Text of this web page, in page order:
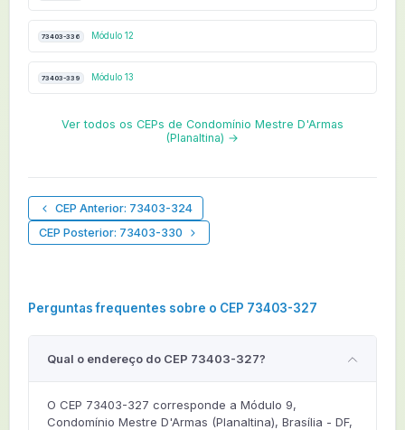
73403-336 Módulo 12
73403-339 Módulo 13
Ver todos os CEPs de Condomínio Mestre D'Armas
(Planaltina) →
CEP Anterior: 73403-324
CEP Posterior: 73403-330
Perguntas frequentes sobre o CEP 73403-327
Qual o endereço do CEP 73403-327?
O CEP 73403-327 corresponde a Módulo 9,
Condomínio Mestre D'Armas (Planaltina), Brasília - DF,